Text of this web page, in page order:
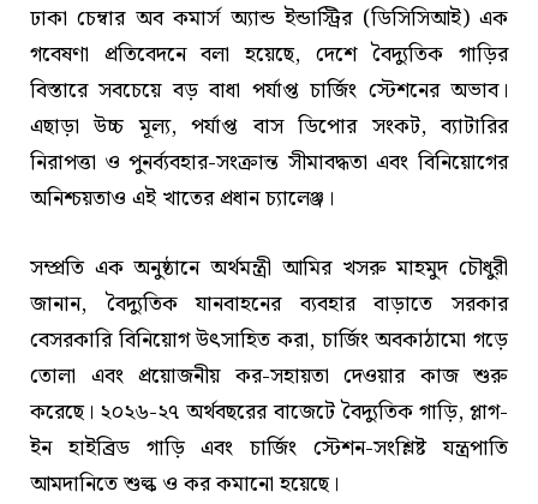
ঢাকা চেম্বার অব কমার্স অ্যান্ড ইন্ডাস্ট্রির (ডিসিসিআই) এক
গবেষণা প্রতিবেদনে বলা হয়েছে, দেশে বৈদ্যুতিক গাড়ির
বিস্তারে সবচেয়ে বড় বাধা পর্যাপ্ত চার্জিং স্টেশনের অভাব।
এছাড়া উচ্চ মূল্য, পর্যাপ্ত বাস ডিপোর সংকট, ব্যাটারির
নিরাপত্তা ও পুনর্ব্যবহার-সংক্রান্ত সীমাবদ্ধতা এবং বিনিয়োগের
অনিশ্চয়তাও এই খাতের প্রধান চ্যালেঞ্জ।
সম্প্রতি এক অনুষ্ঠানে অর্থমন্ত্রী আমির খসরু মাহমুদ চৌধুরী
জানান, বৈদ্যুতিক যানবাহনের ব্যবহার বাড়াতে সরকার
বেসরকারি বিনিয়োগ উৎসাহিত করা, চার্জিং অবকাঠামো গড়ে
তোলা এবং প্রয়োজনীয় কর-সহায়তা দেওয়ার কাজ শুরু
করেছে। ২০২৬-২৭ অর্থবছরের বাজেটে বৈদ্যুতিক গাড়ি, প্লাগ-
ইন হাইব্রিড গাড়ি এবং চার্জিং স্টেশন-সংশ্লিষ্ট যন্ত্রপাতি
আমদানিতে শুল্ক ও কর কমানো হয়েছে।